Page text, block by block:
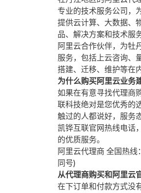
专业的技术服务公司，
提供云计算、大数据、
品、解决方案和技术服
阿里云合作伙伴，为牡
服务，包括上云咨询、
搭建、迁移、维护等在
为什么购买阿里云业务
如果在有意寻找代理商
联科技绝对是您优秀的
触过的人都说好，服务
凯铧互联官网热线电话
的优质服务。
阿里云代理商 全国热
同号)
从代理商购买和阿里云
在下订单和付款方式没